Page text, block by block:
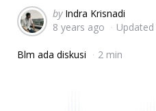
Posted
by
by Indra Krisnadi
8 years ago
Updated
Blm ada diskusi 2 min